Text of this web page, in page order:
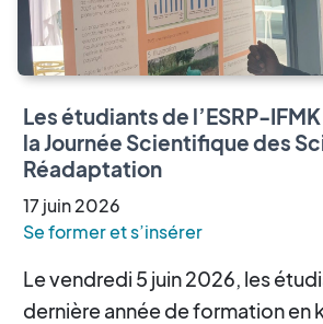
Les étudiants de l’ESRP-
la Journée Scientifique des
Réadaptation
17juin2026
Se former et s’insérer
Le vendredi 5 juin 2026, les
dernière année de formation en